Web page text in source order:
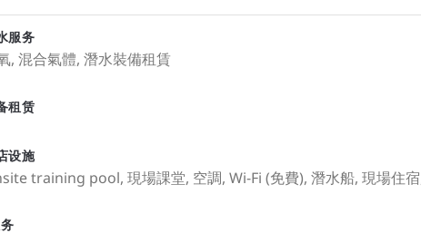
服务
, 混合氣體, 潛水裝備租賃
租赁
设施
training pool, 現場課堂, 空調, Wi-Fi (免費), 潛水船, 現場住